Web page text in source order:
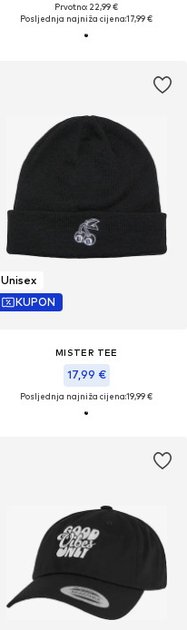
Prvotno: 22,99 €
Posljednja najniža cijena:17,99 €
Unisex
KUPON
MISTER TEE
17,99 €
Posljednja najniža cijena:19,99 €